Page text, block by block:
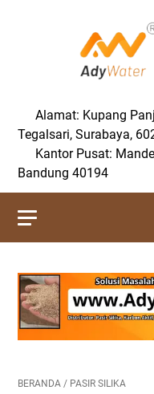
Alamat: Kupang
Tegalsari, Surabaya,
Kantor Pusat:
Bandung 40194
BERANDA / PASIR SILIKA